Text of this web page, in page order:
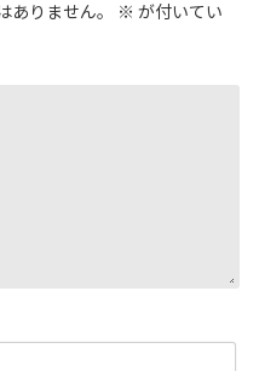
ありません。 ※ が付いてい